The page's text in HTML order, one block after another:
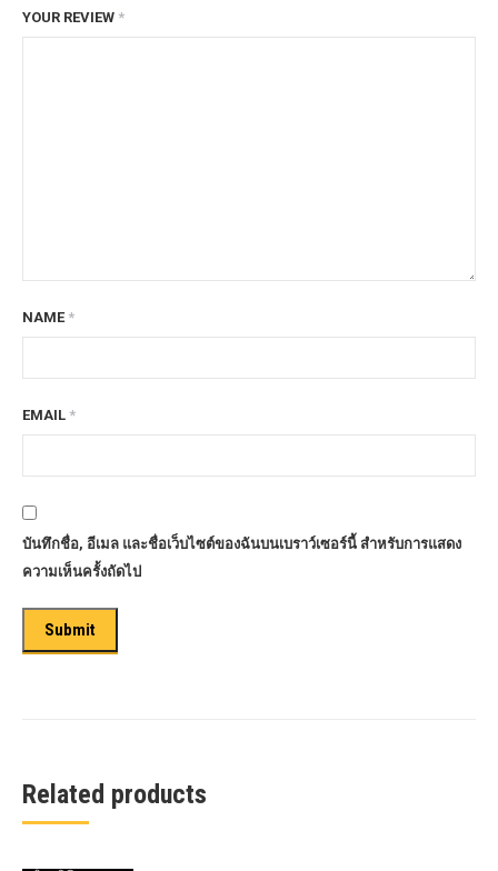
YOUR REVIEW *
NAME *
EMAIL *
บันทึกชื่อ, อีเมล และชื่อเว็บไซต์ของฉันบนเบราว์เซอร์นี้ สำหรับการแสดง
ความเห็นครั้งถัดไป
Related products